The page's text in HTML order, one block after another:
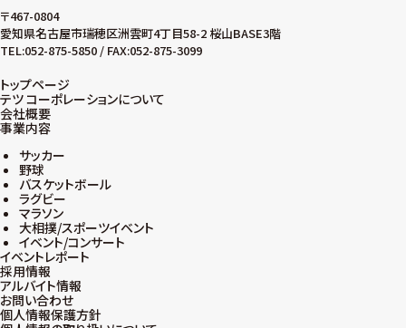
〒467-0804
愛知県名古屋市瑞穂区洲雲町4丁目58-2 桜山BASE3階
TEL:052-875-5850 / FAX:052-875-3099
トップページ
テツ コーポレーションについて
会社概要
事業内容
サッカー
野球
バスケットボール
ラグビー
マラソン
大相撲/スポーツイベント
イベント/コンサート
イベントレポート
採用情報
アルバイト情報
お問い合わせ
個人情報保護方針